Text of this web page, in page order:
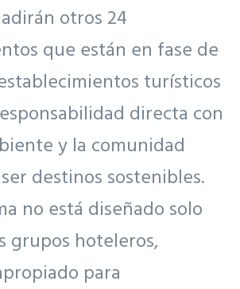
otros 24
que están en fase de
turísticos
directa con
y la comunidad
destinos sostenibles.
no está diseñado solo
grupos hoteleros,
para